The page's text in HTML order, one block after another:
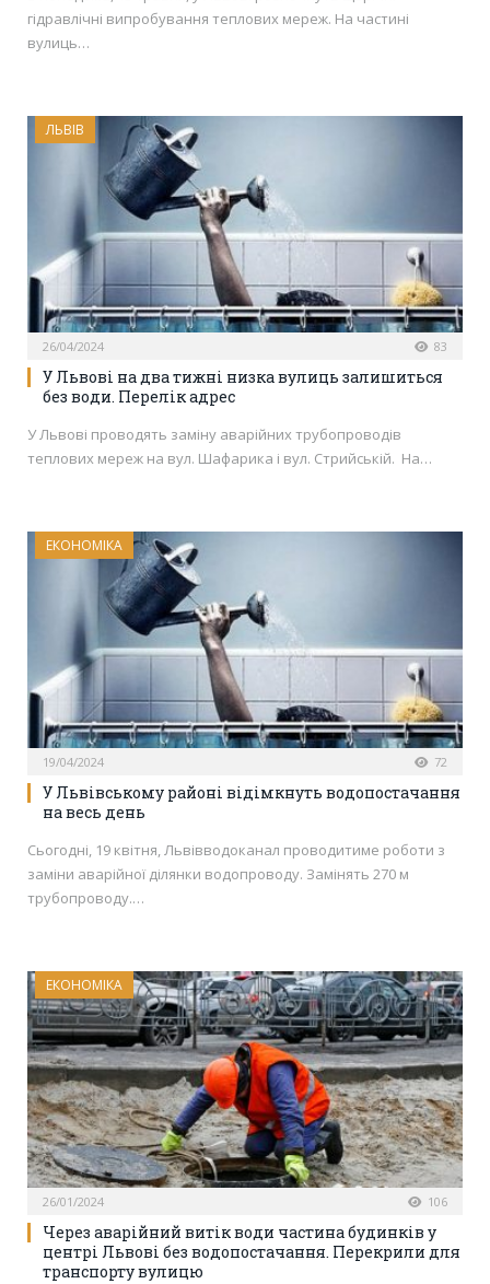
гідравлічні випробування теплових мереж. На частині
вулиць…
ЛЬВІВ
26/04/2024 83
У Львові на два тижні низка вулиць залишиться
без води. Перелік адрес
У Львові проводять заміну аварійних трубопроводів
теплових мереж на вул. Шафарика і вул. Стрийській. На…
ЕКОНОМІКА
19/04/2024 72
У Львівському районі відімкнуть водопостачання
на весь день
Сьогодні, 19 квітня, Львівводоканал проводитиме роботи з
заміни аварійної ділянки водопроводу. Замінять 270 м
трубопроводу.…
ЕКОНОМІКА
26/01/2024 106
Через аварійний витік води частина будинків у
центрі Львові без водопостачання. Перекрили для
транспорту вулицю